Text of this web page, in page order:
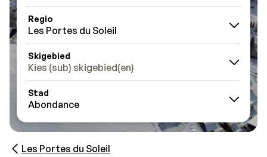
Regio
Les Portes du Soleil
Skigebied
Kies (sub) skigebied(en)
Stad
Abondance
Les Portes du Soleil